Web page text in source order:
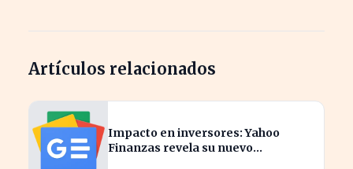
Artículos relacionados
Impacto en inversores: Yahoo
Finanzas revela su nuevo